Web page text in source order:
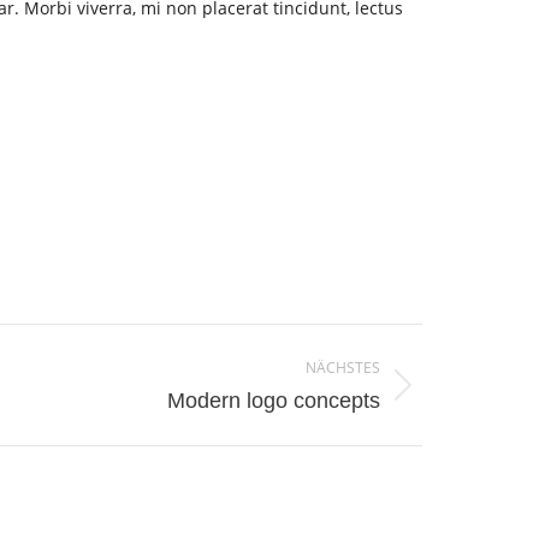
Morbi viverra, mi non placerat tincidunt, lectus
NÄCHSTES
Modern logo concepts